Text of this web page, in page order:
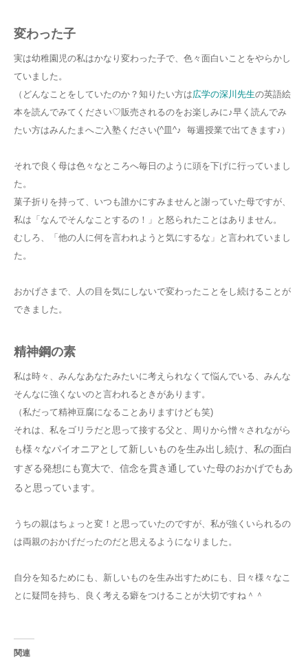
変わった子
実は幼稚園児の私はかなり変わった子で、色々面白いことをやらかし
ていました。
（どんなことをしていたのか？知りたい方は広学の深川先生の英語絵
本を読んでみてください♡販売されるのをお楽しみに♪早く読んでみ
たい方はみんたまへご入塾ください(^皿^♪ 毎週授業で出てきます♪）
それで良く母は色々なところへ毎日のように頭を下げに行っていまし
た。
菓子折りを持って、いつも誰かにすみませんと謝っていた母ですが、
私は「なんでそんなことするの！」と怒られたことはありません。
むしろ、「他の人に何を言われようと気にするな」と言われていまし
た。
おかげさまで、人の目を気にしないで変わったことをし続けることが
できました。
精神鋼の素
私は時々、みんなあなたみたいに考えられなくて悩んでいる、みんな
そんなに強くないのと言われるときがあります。
（私だって精神豆腐になることありますけども笑)
それは、私をゴリラだと思って接する父と、周りから憎々されながら
も様々なパイオニアとして新しいものを生み出し続け、私の面白
すぎる発想にも寛大で、信念を貫き通していた母のおかげでもあ
ると思っています。
うちの親はちょっと変！と思っていたのですが、私が強くいられるの
は両親のおかげだったのだと思えるようになりました。
自分を知るためにも、新しいものを生み出すためにも、日々様々なこ
とに疑問を持ち、良く考える癖をつけることが大切ですね＾＾
関連